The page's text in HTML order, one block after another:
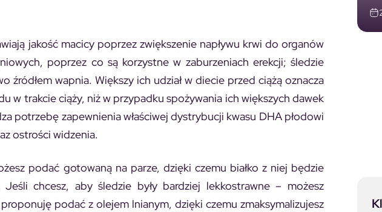
jakość macicy poprzez zwiększenie napływu krwi do organów
poprzez co są korzystne w zaburzeniach erekcji; śledzie
wapnia. Większy ich udział w diecie przed ciążą oznacza
w trakcie ciąży, niż w przypadku spożywania ich większych dawek
potrzebę zapewnienia właściwej dystrybucji kwasu DHA płodowi
ostrości widzenia.
podać gotowaną na parze, dzięki czemu białko z niej będzie
chcesz, aby śledzie były bardziej lekkostrawne – możesz
podać z olejem lnianym, dzięki czemu zmaksymalizujesz